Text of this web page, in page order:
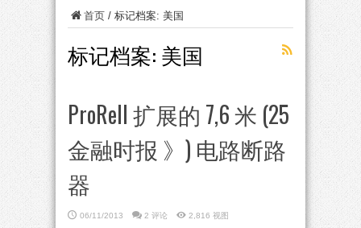
首页 / 标记档案: 美国
标记档案: 美国
ProRell 扩展的 7,6 米 (25
金融时报 》) 电路断路
器
06/11/2013 2 评论 2,816 视图